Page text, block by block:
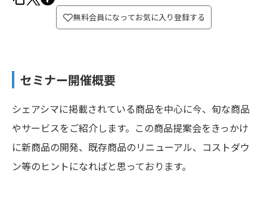
無料会員になってお気に入り登録する
セミナー開催概要
シェアシマに掲載されている商品を中心に今、旬な商品
やサービスをご紹介します。この商品提案会をきっかけ
に新商品の開発、既存商品のリニューアル、コストダウ
ン等のヒントになればと思っております。